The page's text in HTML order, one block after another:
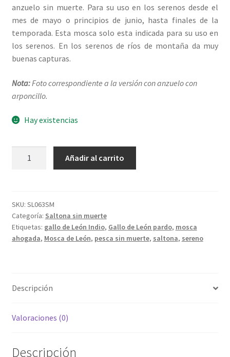
anzuelo sin muerte. Para su uso en los serenos desde el
mes de mayo o principios de junio, hasta finales de la
temporada. Esta mosca solo esta indicada para su uso en
los serenos. En los serenos de ríos de montaña da muy
buenas capturas.
Nota:Foto correspondiente a la versión con anzuelo con
arponcillo.
Hay existencias
saltona
aconchada
sin
muerte
Añadir al carrito
SKU: SL063SM
Categoría: Saltona sin muerte
Etiquetas: gallo de León Indio, Gallo de León pardo, mosca
ahogada, Mosca de León, pesca sin muerte, saltona, sereno
Descripción
Valoraciones (0)
Descripción